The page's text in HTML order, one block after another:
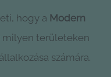
hogy a Modern
milyen területeken
számára.